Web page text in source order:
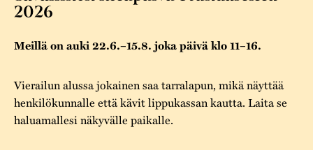
Saavutettavuus
Turvallisuus
Rakennusperintö
Museokokoelmat
Museopedagogiikka
Markkinat
Vuosikertomukset
Vuoden Gunnar
2026
Meillä on auki 22.6.–15.8. joka päivä klo 11–16.
Vierailun alussa jokainen saa tarralapun, mikä näyttää
henkilökunnalle että kävit lippukassan kautta. Laita se
haluamallesi näkyvälle paikalle.